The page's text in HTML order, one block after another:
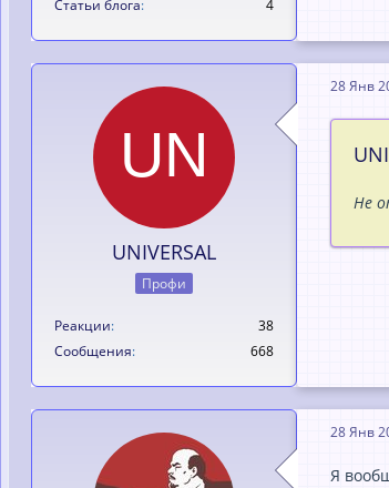
Статьи блога
4
UNIVERSAL
Профи
Реакции
38
Сообщения
668
28 Янв
Не
28 Янв
Я